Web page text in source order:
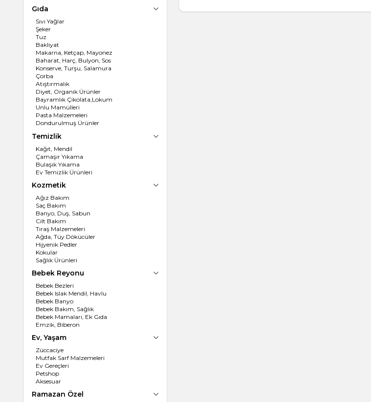
Gıda
Sıvı Yağlar
Şeker
Tuz
Bakliyat
Makarna, Ketçap, Mayonez
Baharat, Harç, Bulyon, Sos
Konserve, Turşu, Salamura
Çorba
Atıştırmalık
Diyet, Organik Ürünler
Bayramlık Çikolata,Lokum
Unlu Mamülleri
Pasta Malzemeleri
Dondurulmuş Ürünler
Dondurma
Temizlik
Kağıt, Mendil
Çamaşır Yıkama
Bulaşık Yıkama
Ev Temizlik Ürünleri
Kozmetik
Ağız Bakım
Saç Bakım
Banyo, Duş, Sabun
Cilt Bakım
Tıraş Malzemeleri
Ağda, Tüy Dökücüler
Hijyenik Pedler
Kokular
Sağlık Ürünleri
Bebek Reyonu
Bebek Bezleri
Bebek Islak Mendil, Havlu
Bebek Banyo
Bebek Bakım, Sağlık
Bebek Mamaları, Ek Gıda
Emzik, Biberon
Ev, Yaşam
Züccaciye
Mutfak Sarf Malzemeleri
Ev Gereçleri
Petshop
Aksesuar
Ramazan Özel